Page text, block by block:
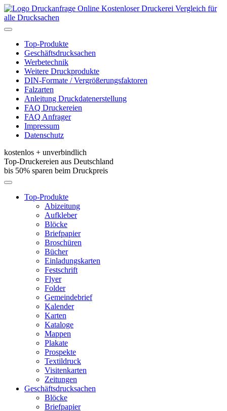
Kostenloser Druckerei Vergleich für
alle Drucksachen
Toggle
navigationTop-Produkte
Geschäftsdrucksachen
Werbetechnik
Weitere Druckprodukte
DIN-Formate / Vergrößerungsfaktoren
Falzarten
Anleitung Druckdatenerstellung
FAQ Druckereien
FAQ Anfrager
Impressum
Datenschutz
kostenlos + unverbindlich
Top-Druckereien aus Deutschland
bis 50% sparen beim Druckpreis
Toggle
navigationTop-Produkte
Abizeitung
Aufkleber
Blöcke
Briefpapier
Broschüren
Bücher
Einladungskarten
Festschrift
Flyer
Folder
Gemeindebrief
Kalender
Karten
Kataloge
Mappen
Plakate
Prospekte
Textildruck
Visitenkarten
Zeitungen
Geschäftsdrucksachen
Blöcke
Briefpapier